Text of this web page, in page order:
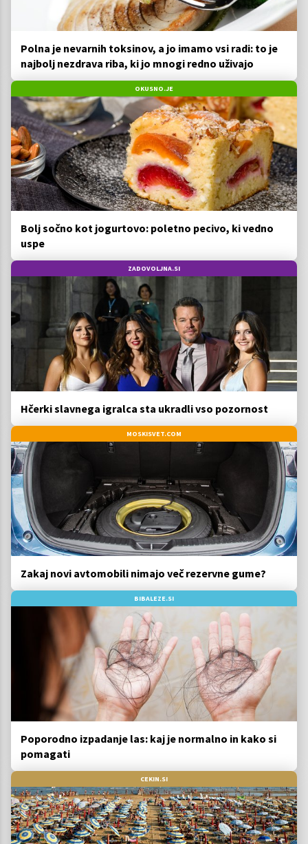
Polna je nevarnih toksinov, a jo imamo vsi radi: to je
najbolj nezdrava riba, ki jo mnogi redno uživajo
OKUSNO.JE
Bolj sočno kot jogurtovo: poletno pecivo, ki vedno
uspe
ZADOVOLJNA.SI
Hčerki slavnega igralca sta ukradli vso pozornost
MOSKISVET.COM
Zakaj novi avtomobili nimajo več rezervne gume?
BIBALEZE.SI
Poporodno izpadanje las: kaj je normalno in kako si
pomagati
CEKIN.SI